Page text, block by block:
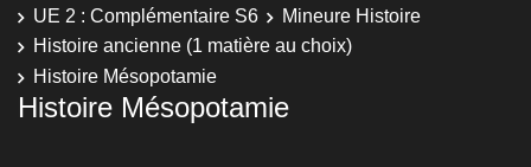
UE 2 : Complémentaire S6
Mineure Histoire
Histoire ancienne (1 matière au choix)
Histoire Mésopotamie
Histoire Mésopotamie